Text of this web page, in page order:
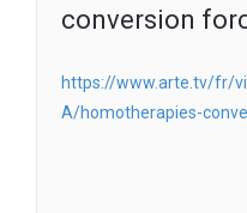
conversion
https://www.arte.tv/fr/
A/homotherapies-